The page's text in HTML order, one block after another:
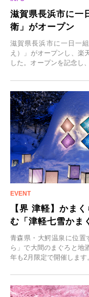
滋賀県長浜市に一
衛」がオープン
滋賀県長浜市に一日一
え）」がオープンし、楽
した。オープンを記念し
一組限定の宿だからこそ
けます。
【界 津軽】かま
む「津軽七雪かま
青森県・大鰐温泉に位置
ら」で大間のまぐろと地
年も2月限定で開催します